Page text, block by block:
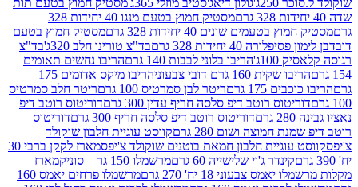
250ג'
גולון דיאג'סטיב מוזלי 365ג'
מסטיק חמוץ בטעם תות
מסטיק חמוץ בטעם מנגו 40 יחידות 328
בטעמים שונים 40 יחידות 328 גרם
מסטיק חמוץ בטעם
40 יחידות 328 גרם
בד"צ טורינו חלב 320ג'
בד"צ
הריבו בלוני לבבות 140 גרם
הריבו נחשים תאומים
160 גרם דובי צבעוני
הריבו מיקס אדומים 175
175 גרם
ריטר לבן סמרטיס 100 גרם
ריטר חלב סמרטיס
רוטב דיפ סלסה חריף עדין 300 גרם
דוריטוס רוטב דיפ
דוריטוס רוטב דיפ סלסה חריף 300 גרם
דוריטוס
חמוצה ושום 280 גרם
קווסט עוגיית חלבון שוקולד
עוגיית חלבון חמאת בוטנים שוקולד צ'יפס
מארז לקקן ברבי 30
קינדר ג'וי שלישייה 60 גרם
מרשמלו 150 גר – סוניק
מארז
צבעוני 18 יח' 270 גרם
מרשמלו פרחים יאמס 160